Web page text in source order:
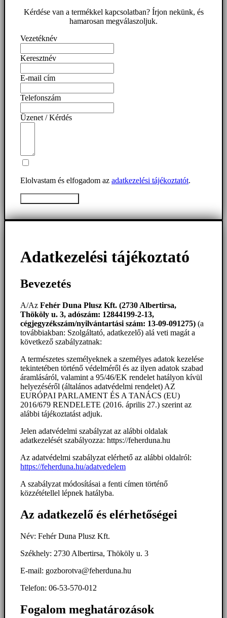
Kérdése van a termékkel kapcsolatban? Írjon nekünk, és
hamarosan megválaszoljuk.
Vezetéknév
Keresztnév
E-mail cím
Telefonszám
Üzenet / Kérdés
Elolvastam és elfogadom az adatkezelési tájékoztatót.
Adatkezelési tájékoztató
Bevezetés
A/Az Fehér Duna Plusz Kft. (2730 Albertirsa,
Thököly u. 3, adószám: 12844199-2-13,
cégjegyzékszám/nyilvántartási szám: 13-09-091275) (a
továbbiakban: Szolgáltató, adatkezelő) alá veti magát a
következő szabályzatnak:
A természetes személyeknek a személyes adatok kezelése
tekintetében történő védelméről és az ilyen adatok szabad
áramlásáról, valamint a 95/46/EK rendelet hatályon kívül
helyezéséről (általános adatvédelmi rendelet) AZ
EURÓPAI PARLAMENT ÉS A TANÁCS (EU)
2016/679 RENDELETE (2016. április 27.) szerint az
alábbi tájékoztatást adjuk.
Jelen adatvédelmi szabályzat az alábbi oldalak
adatkezelését szabályozza: https://feherduna.hu
Az adatvédelmi szabályzat elérhető az alábbi oldalról:
https://feherduna.hu/adatvedelem
A szabályzat módosításai a fenti címen történő
közzététellel lépnek hatályba.
Az adatkezelő és elérhetőségei
Név: Fehér Duna Plusz Kft.
Székhely: 2730 Albertirsa, Thököly u. 3
E-mail: gozborotva@feherduna.hu
Telefon: 06-53-570-012
Fogalom meghatározások